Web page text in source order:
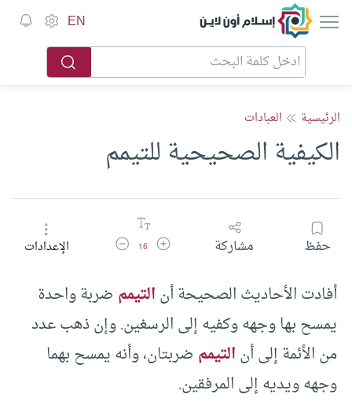
إسلام أون لاين EN
الرئيسية العبادات
الكيفية الصحيحية للتيمم
حفظ مشاركة زيادة حجم الخط
16 تقليل حجم الخطالإعدادات
أفادت الأحاديث الصحيحة أنالتيمم ضربة واحدة
يمسح بها وجهه وكفيه إلى الرسغين. وإن ذهب عدد
من الأئمة إلى أنالتيمم ضربتان، وأنه يمسح بهما
وجهه ويديه إلى المرفقين.